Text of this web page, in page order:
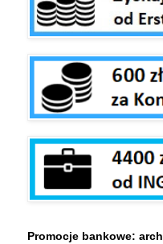
Promocje bankowe: